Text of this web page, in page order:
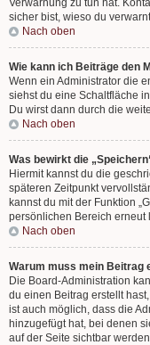
Verwarnung zu tun hat.
sicher bist, wieso du
Nach oben
Wie kann ich Beiträge den
Wenn ein Administrator die
siehst du eine Schaltfläche
Du wirst dann durch die
Nach oben
Was bewirkt die
Hiermit kannst du die
späteren Zeitpunkt
kannst du mit der Funktion
persönlichen Bereich erneut
Nach oben
Warum muss mein Beitrag
Die Board-Administration
du einen Beitrag erstellt
ist auch möglich, dass die
hinzugefügt hat, bei denen
auf der Seite sichtbar